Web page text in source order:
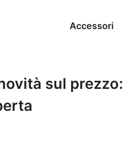
Accessori
sul prezzo: